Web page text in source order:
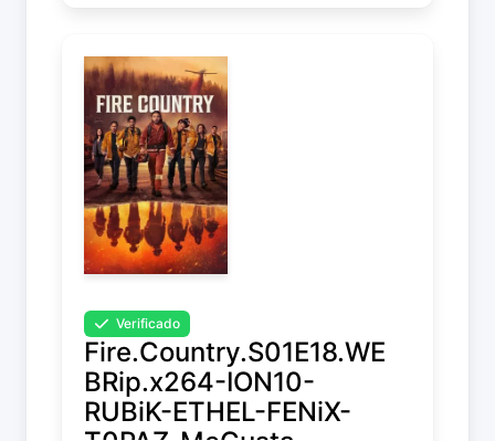
Temp. 1 EP. 19
Verificado
Fire.Country.S01E18.WE
BRip.x264-ION10-
RUBiK-ETHEL-FENiX-